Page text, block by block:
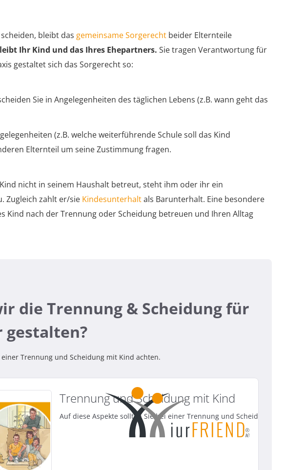
bleibt das gemeinsame Sorgerecht beider Elternteile
Ihr Kind und das Ihres Ehepartners. Sie tragen Verantwortung für
gestaltet sich das Sorgerecht so:
Sie in Angelegenheiten des täglichen Lebens (z.B. wann geht das
(z.B. welche weiterführende Schule soll das Kind
Elternteil um seine Zustimmung fragen.
nicht in seinem Haushalt betreut, steht ihm oder ihr ein
Zugleich zahlt er/sie Kindesunterhaltals Barunterhalt. Eine besondere
Kind nach der Trennung oder Scheidung betreuen und Ihren Alltag
die Trennung & Scheidung für
gestalten?
Trennung und Scheidung mit Kind achten.
Trennung und Scheidung mit Kind
Auf diese Aspekte sollten Sie bei einer Trennung und Scheidung mit Kind